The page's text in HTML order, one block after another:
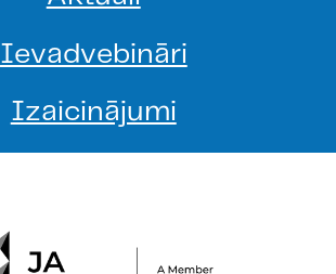
Ievadvebināri
Izaicinājumi